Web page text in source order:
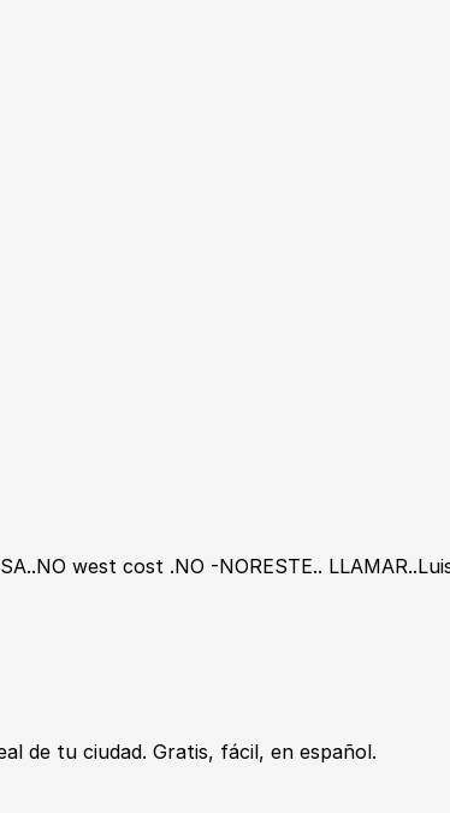
west cost .NO -NORESTE..
de tu ciudad. Gratis, fácil, en español.